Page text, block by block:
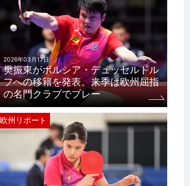
2026年03月17日
樊振東がボルシア・デュッセルドル
フへの移籍を発表。来季は欧州屈指
の名門クラブでプレー
欧州リポート